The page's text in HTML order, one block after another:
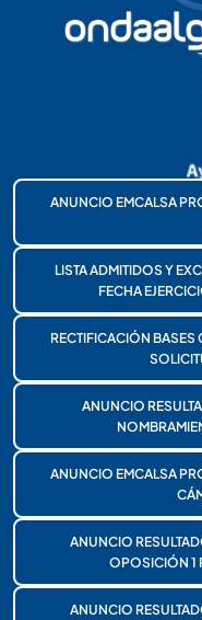
ANUNCIO EMCALSA
LISTA ADMITIDOS Y
FECHA
RECTIFICACIÓN
ANUNCIO
ANUNCIO EMCALSA
ANUNCIO
OPOSICIÓN 1
ANUNCIO